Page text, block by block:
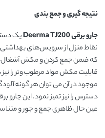
نتیجه گیری و جمع بندی
جارو برقیDeerma TJ200یک
نقاط منزل از سرویس‌های بهداشتی
که ضمن جمع کردن و مکش
قابلیت مکش مواد مرطوب و‌تر را نیز
موجود در آن می توان هر گونه
دسترس را نیز تمیز نمود. این جارو
عین حال ظاهری جمع و جور و